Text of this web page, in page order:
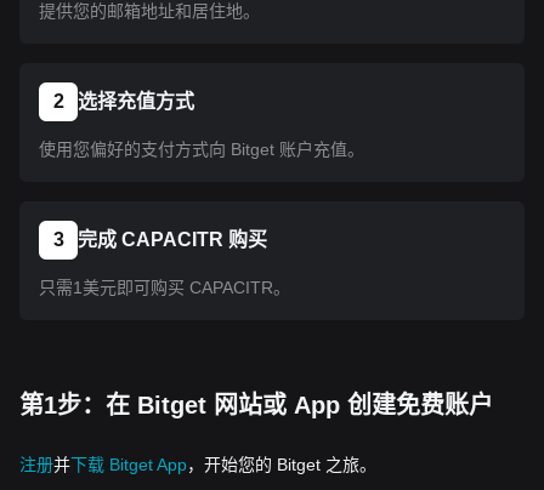
提供您的邮箱地址和居住地。
2 选择充值方式
使用您偏好的支付方式向 Bitget 账户充值。
3 完成 CAPACITR 购买
只需1美元即可购买 CAPACITR。
第1步：在 Bitget 网站或 App 创建免费账户
注册并下载 Bitget App，开始您的 Bitget 之旅。